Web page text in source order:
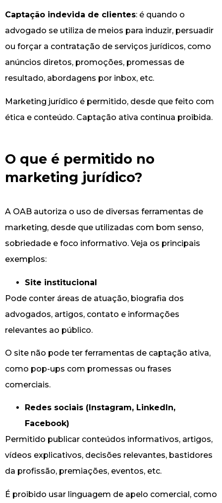
Captação indevida de clientes: é quando o
advogado se utiliza de meios para induzir, persuadir
ou forçar a contratação de serviços jurídicos, como
anúncios diretos, promoções, promessas de
resultado, abordagens por inbox, etc.
Marketing jurídico é permitido, desde que feito com
ética e conteúdo. Captação ativa continua proibida.
O que é permitido no
marketing jurídico?
A OAB autoriza o uso de diversas ferramentas de
marketing, desde que utilizadas com bom senso,
sobriedade e foco informativo. Veja os principais
exemplos:
Site institucional
Pode conter áreas de atuação, biografia dos
advogados, artigos, contato e informações
relevantes ao público.
O site não pode ter ferramentas de captação ativa,
como pop-ups com promessas ou frases
comerciais.
Redes sociais (Instagram, LinkedIn,
Facebook)
Permitido publicar conteúdos informativos, artigos,
vídeos explicativos, decisões relevantes, bastidores
da profissão, premiações, eventos, etc.
É proibido usar linguagem de apelo comercial, como